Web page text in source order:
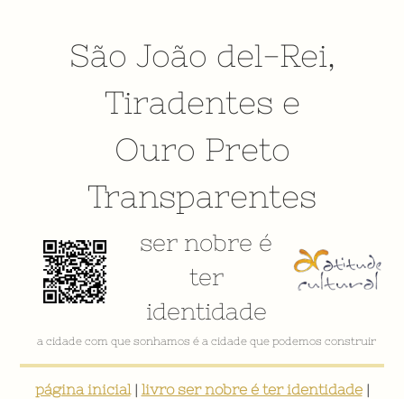
São João del-Rei,
Tiradentes e
Ouro Preto
Transparentes
ser nobre é
ter
identidade
a cidade com que sonhamos é a cidade que podemos construir
página inicial| livro ser nobre é ter identidade|